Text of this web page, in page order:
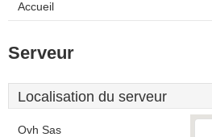
Accueil
Serveur
Localisation du serveur
Ovh Sas